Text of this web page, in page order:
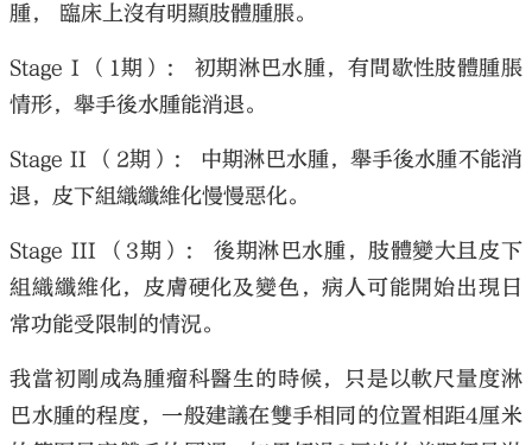
腫， 臨床上沒有明顯肢體腫脹。
Stage I （1期）： 初期淋巴水腫，有間歇性肢體腫脹
情形，舉手後水腫能消退。
Stage II （2期）： 中期淋巴水腫，舉手後水腫不能消
退，皮下組織纖維化慢慢惡化。
Stage III （3期）： 後期淋巴水腫，肢體變大且皮下
組織纖維化，皮膚硬化及變色，病人可能開始出現日
常功能受限制的情況。
我當初剛成為腫瘤科醫生的時候，只是以軟尺量度淋
巴水腫的程度，一般建議在雙手相同的位置相距4厘米